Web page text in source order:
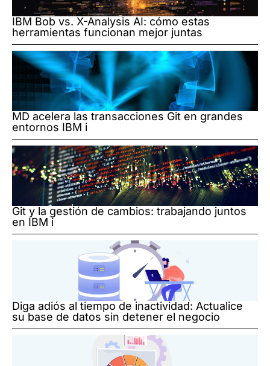
IBM Bob vs. X-Analysis AI: cómo estas
herramientas funcionan mejor juntas
MD acelera las transacciones Git en grandes
entornos IBM i
Git y la gestión de cambios: trabajando juntos
en IBM i
Diga adiós al tiempo de inactividad: Actualice
su base de datos sin detener el negocio